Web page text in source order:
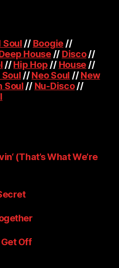
Soul // Boogie //
House// Disco//
//Hip Hop // House //
//Neo Soul //New
Soul // Nu-Disco//
(That’s What We’re
Off